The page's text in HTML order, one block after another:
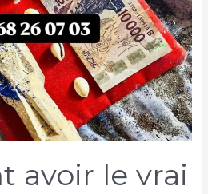
avoir le vrai